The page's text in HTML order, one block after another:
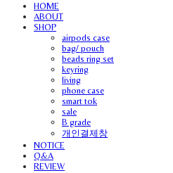
HOME
ABOUT
SHOP
airpods case
bag/ pouch
beads ring set
keyring
living
phone case
smart tok
sale
B grade
개인결제창
NOTICE
Q&A
REVIEW